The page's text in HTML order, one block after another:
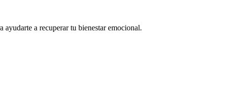
a recuperar tu bienestar emocional.